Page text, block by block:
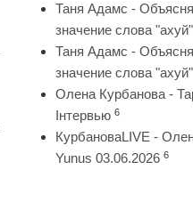
Таня Адамс -
значение слова
Таня Адамс -
значение слова "ахуй"
Олена Курбанова -
Інтервью 6
КурбановаLIVE -
Yunus 03.06.2026 6